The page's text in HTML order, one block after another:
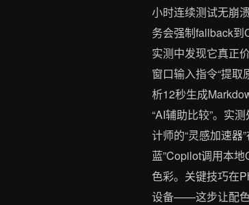
小时连续测试无崩
务会强制fallback到
实测中发现它真正
窗口输入指令“提
析12秒生成
“AI辅助比较”。实
计师的“灵感加速
蓝”Copilot调用本
色彩。关键技巧在
设备——这步让配色